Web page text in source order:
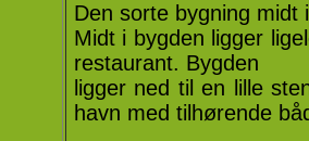
Den sorte bygning midt
Midt i bygden ligger
restaurant. Bygden
ligger ned til en lille
havn med tilhørende